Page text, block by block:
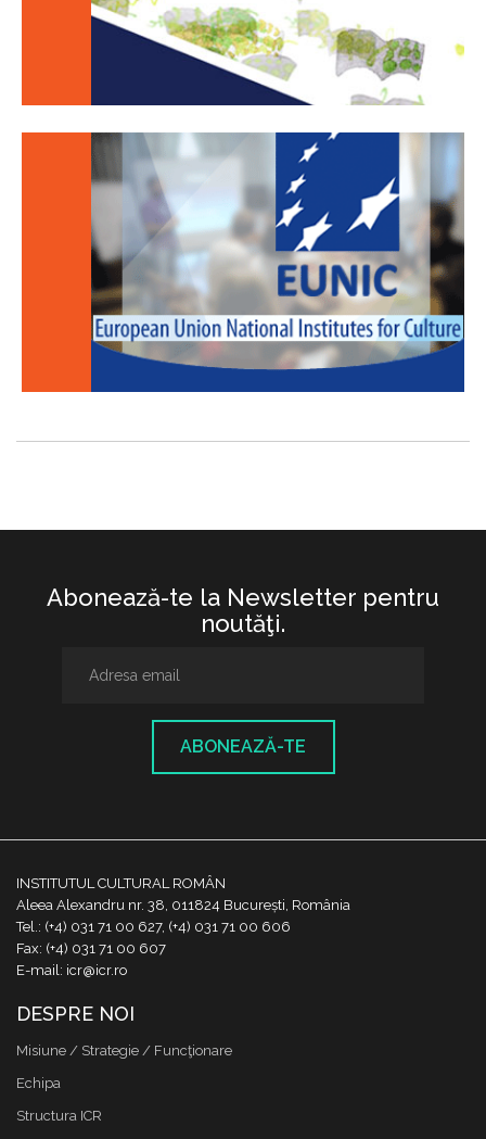
Abonează-te la Newsletter pentru
noutăţi.
ABONEAZĂ-TE
INSTITUTUL CULTURAL ROMÂN
Aleea Alexandru nr. 38, 011824 București, România
Tel.: (+4) 031 71 00 627, (+4) 031 71 00 606
Fax: (+4) 031 71 00 607
E-mail: icr@icr.ro
DESPRE NOI
Misiune / Strategie / Funcţionare
Echipa
Structura ICR